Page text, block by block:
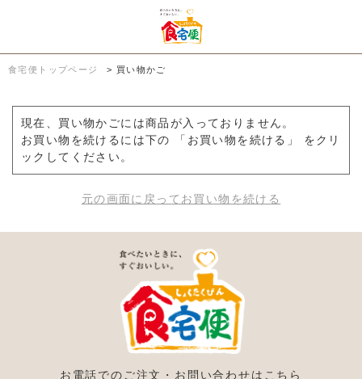
食宅便トップページ > 買い物かご
現在、買い物かごには商品が入っておりません。
お買い物を続けるには下の 「お買い物を続ける」 をクリ
ックしてください。
元の画面に戻ってお買い物を続ける
お電話でのご注文・お問い合わせはこちら